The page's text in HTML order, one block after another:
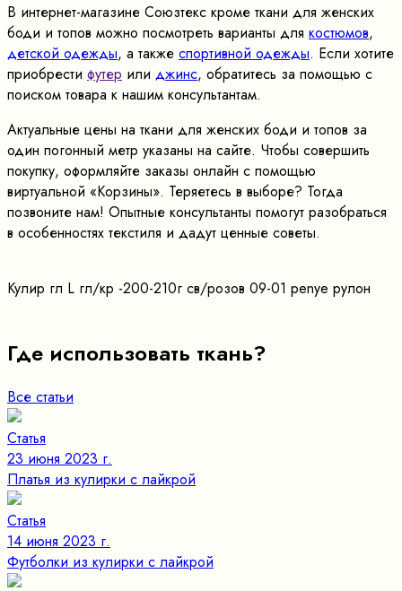
В интернет-магазине Союзтекс кроме ткани для женских
боди и топов можно посмотреть варианты для костюмов,
детской одежды, а также спортивной одежды. Если хотите
приобрести футер или джинс, обратитесь за помощью с
поиском товара к нашим консультантам.
Актуальные цены на ткани для женских боди и топов за
один погонный метр указаны на сайте. Чтобы совершить
покупку, оформляйте заказы онлайн с помощью
виртуальной «Корзины». Теряетесь в выборе? Тогда
позвоните нам! Опытные консультанты помогут разобраться
в особенностях текстиля и дадут ценные советы.
Кулир гл L гл/кр -200-210г св/розов 09-01 penye рулон
Где использовать ткань?
Все статьи
Статья
23 июня 2023 г.
Платья из кулирки с лайкрой
Статья
14 июня 2023 г.
Футболки из кулирки с лайкрой